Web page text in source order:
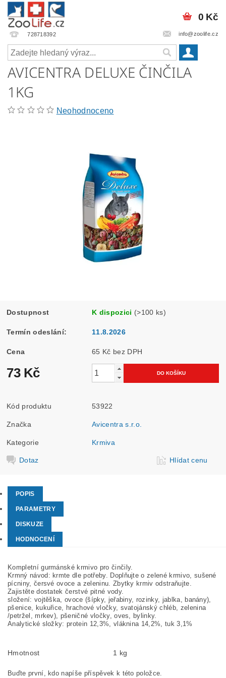
728718392 info@zoolife.cz
0 Kč
AVICENTRA DELUXE ČINČILA
1KG
Neohodnoceno
Dostupnost K dispozici (>100 ks)
Termín odeslání: 11.8.2026
Cena 65 Kč bez DPH
73 Kč
Kód produktu 53922
Značka Avicentra s.r.o.
Kategorie Krmiva
Dotaz Hlídat cenu
POPIS
PARAMETRY
DISKUZE
HODNOCENÍ
Kompletní gurmánské krmivo pro činčily.
Krmný návod: krmte dle potřeby. Doplňujte o zelené krmivo, sušené
pícniny, čersvé ovoce a zeleninu. Zbytky krmiv odstraňujte.
Zajistěte dostatek čerstvé pitné vody.
složení: vojtěška, ovoce (šípky, jeřabiny, rozinky, jablka, banány),
pšenice, kukuřice, hrachové vločky, svatojánský chléb, zelenina
/petržel, mrkev), pšeničné vločky, oves, bylinky.
Analytické složky: protein 12,3%, vláknina 14,2%, tuk 3,1%
Hmotnost 1 kg
Buďte první, kdo napíše příspěvek k této položce.